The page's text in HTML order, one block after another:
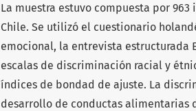
La muestra estuvo compuesta por
Chile. Se utilizó el cuestionario
emocional, la entrevista estructurada
escalas de discriminación racial y
índices de bondad de ajuste. La
desarrollo de conductas alimentarias